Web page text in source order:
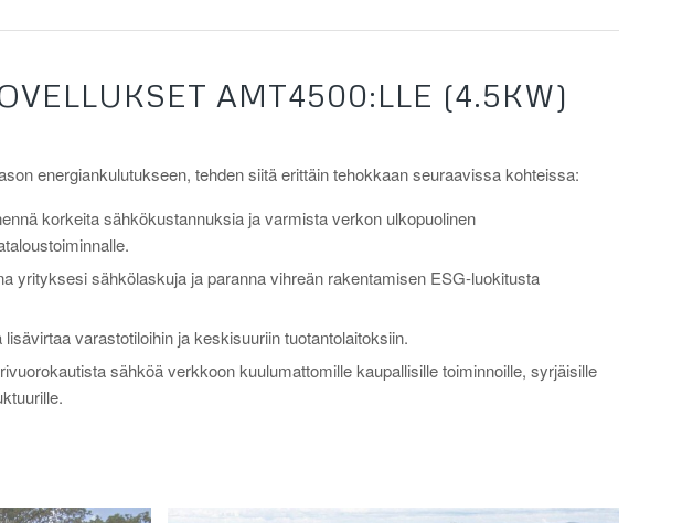
AMT4500:LLE (4.5KW)
energiankulutukseen, tehden siitä erittäin tehokkaan seuraavissa kohteissa:
korkeita sähkökustannuksia ja varmista verkon ulkopuolinen
yrityksesi sähkölaskuja ja paranna vihreän rakentamisen ESG-luokitusta
lisävirtaa varastotiloihin ja keskisuuriin tuotantolaitoksiin.
sähköä verkkoon kuulumattomille kaupallisille toiminnoille, syrjäisille